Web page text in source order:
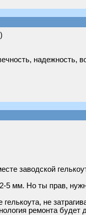
заводской
5 мм. Но ты прав,
не
ремонта будет